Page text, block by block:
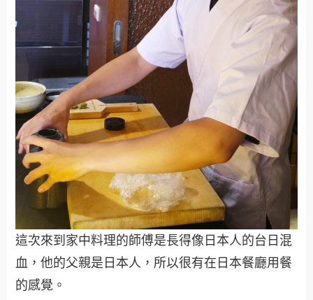
這次來到家中料理的師傅是長得像日本人的台日混
血，他的父親是日本人，所以很有在日本餐廳用餐
的感覺。